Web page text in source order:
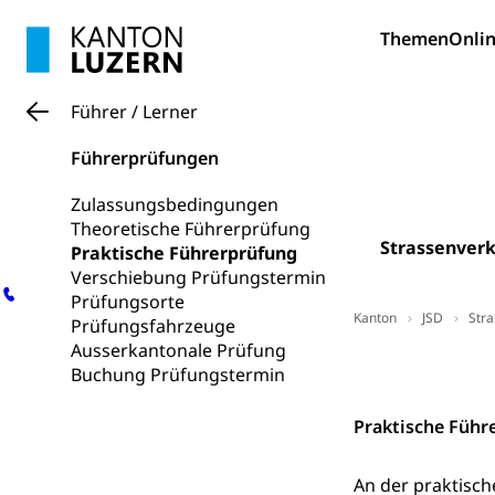
Themen
Führer / Lerner
Führerprüfungen
Zulassungsbedingungen
Theoretische Führerprüfung
Praktische Führerprüfung
Verschiebung Prüfungstermin
Prüfungsorte
Prüfungsfahrzeuge
Ausserkantonale Prüfung
Buchung Prüfungstermin
Kanton JSD
Praktische
An der
Adoption
Reisepass,
Reisepass,
Nationalität,
Kinder und